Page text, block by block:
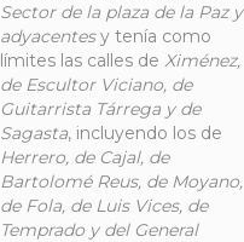
Sector de la plaza de la Paz y
adyacentesy tenía como
límites las calles de Ximénez,
de Escultor Viciano, de
Guitarrista Tárrega y de
Sagasta, incluyendo los de
Herrero, de Cajal, de
Bartolomé Reus, de Moyano,
de Fola, de Luis Vices, de
Temprado y del General